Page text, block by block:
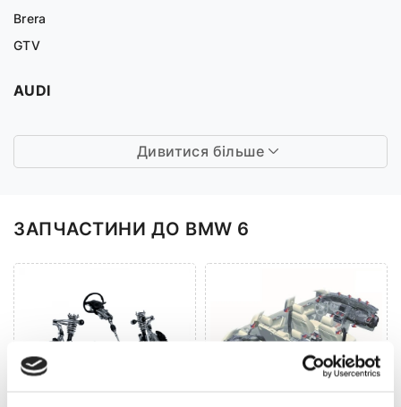
Brera
GTV
AUDI
Дивитися більше
ЗАПЧАСТИНИ ДО BMW 6